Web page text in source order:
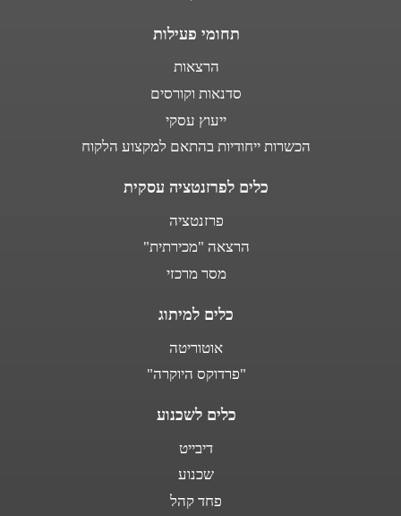
תחומי פעילות
הרצאות
סדנאות וקורסים
ייעוץ עסקי
הכשרות ייחודיות בהתאם למקצוע הלקוח
כלים לפרזנטציה עסקית
פרזנטציה
הרצאה "מכירתית"
מסר מרכזי
כלים למיתוג
אוטוריטה
"פרדוקס היוקרה"
כלים לשכנוע
דיבייט
שכנוע
פחד קהל